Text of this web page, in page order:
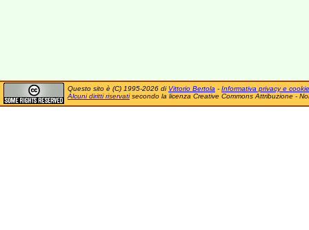
Questo sito è (C) 1995-2026 di Vittorio Bertola - Informativa privacy e cookie
Alcuni diritti riservatisecondo la licenza Creative Commons Attribuzione -